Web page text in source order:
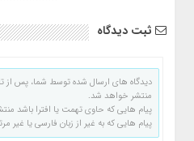
ثبت دیدگاه
دیدگاه های ارسال شده توسط شما، پس از
منتشر خواهد شد.
پیام هایی که حاوی تهمت یا افترا باشد
پیام هایی که به غیر از زبان فارسی یا غیر